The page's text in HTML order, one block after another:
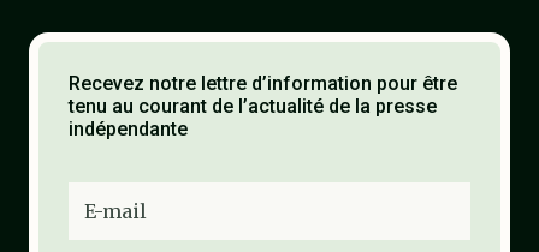
Recevez notre lettre d’information pour être
tenu au courant de l’actualité de la presse
indépendante